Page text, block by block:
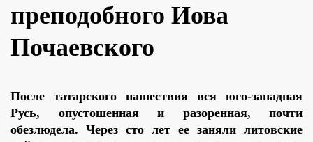
преподобного Иова
Почаевского
После татарского нашествия вся юго-западная
Русь, опустошенная и разоренная, почти
обезлюдела. Через сто лет ее заняли литовские